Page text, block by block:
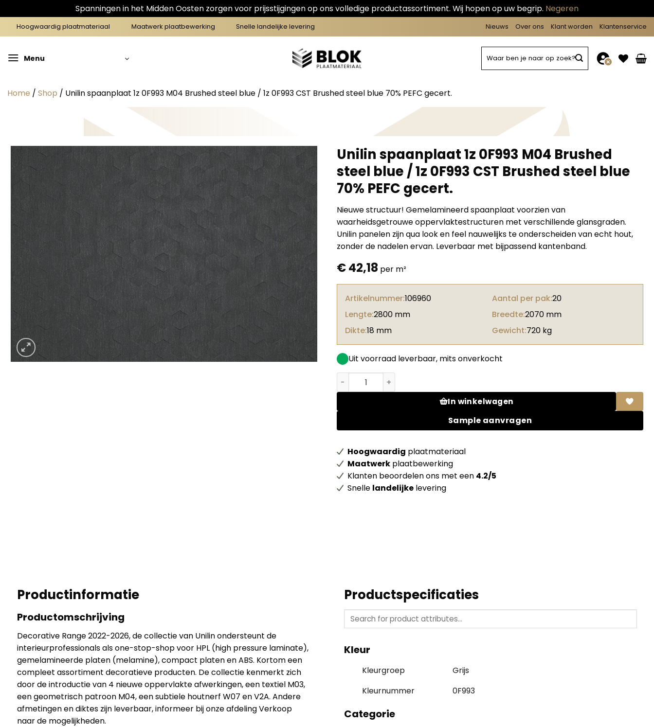
Spanningen in het Midden Oosten zorgen voor prijsstijgingen op ons volledige productassortiment. Wij hopen op uw begrip. Negeren
naar
Hoogwaardig plaatmateriaal Maatwerk plaatbewerking Snelle landelijke levering Nieuws Over ons Klant worden Klantenservice
Menu
naar:
Home / Shop / Unilin spaanplaat 1z 0F993 M04 Brushed steel blue / 1z 0F993 CST Brushed steel blue 70% PEFC gecert.
Unilin spaanplaat 1z 0F993 M04 Brushed
steel blue / 1z 0F993 CST Brushed steel blue
70% PEFC gecert.
Nieuwe structuur! Gemelamineerd spaanplaat voorzien van
waarheidsgetrouwe oppervlaktestructuren met verschillende glansgraden.
Unilin panelen zijn qua look en feel nauwelijks te onderscheiden van echt hout,
zonder de nadelen ervan. Leverbaar met bijpassend kantenband.
€42,18 per m²
Artikelnummer:106960 Aantal per pak:20
Lengte:2800 mm Breedte:2070 mm
Dikte:18 mm Gewicht:720 kg
Uit voorraad leverbaar, mits onverkocht
Unilin spaanplaat 1z 0F993 M04 Brushed steel blue / 1z 0F993 CST Brushed steel blue
In winkelwagen
Sample aanvragen
Hoogwaardig plaatmateriaal
Maatwerk plaatbewerking
Klanten beoordelen ons met een 4.2/5
Snelle landelijke levering
Productinformatie
Productomschrijving
Decorative Range 2022-2026, de collectie van Unilin ondersteunt de
interieurprofessionals als one-stop-shop voor HPL (high pressure laminate),
gemelamineerde platen (melamine), compact platen en ABS. Kortom een
compleet assortiment decoratieve producten. De collectie kenmerkt zich
door de introductie van 4 nieuwe oppervlakte afwerkingen, een textiel M03,
een geometrisch patroon M04, een subtiele houtnerf W07 en V2A. Andere
afmetingen en diktes zijn leverbaar, informeer bij onze afdeling Verkoop
naar de mogelijkheden.
Productspecificaties
Kleur
Kleurgroep
Grijs
Kleurnummer
0F993
Categorie